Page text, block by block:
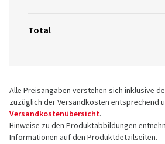
Total
Alle Preisangaben verstehen sich inklusive
zuzüglich der Versandkosten entsprechend
Versandkostenübersicht.
Hinweise zu den Produktabbildungen
Informationen auf den Produktdetailseiten.